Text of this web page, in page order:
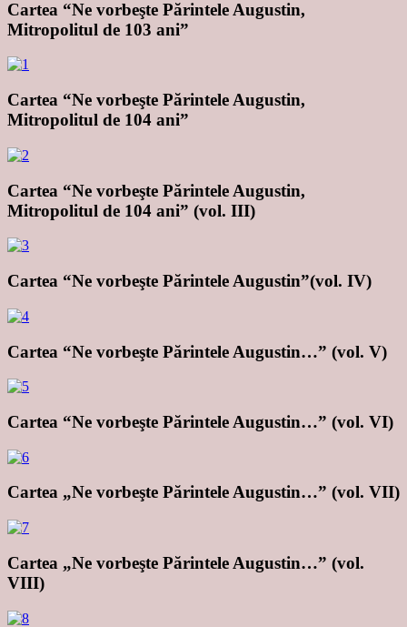
Cartea “Ne vorbeşte Părintele Augustin,
Mitropolitul de 103 ani”
Cartea “Ne vorbeşte Părintele Augustin,
Mitropolitul de 104 ani”
Cartea “Ne vorbeşte Părintele Augustin,
Mitropolitul de 104 ani” (vol. III)
Cartea “Ne vorbeşte Părintele Augustin”(vol. IV)
Cartea “Ne vorbeşte Părintele Augustin…” (vol. V)
Cartea “Ne vorbeşte Părintele Augustin…” (vol. VI)
Cartea „Ne vorbeşte Părintele Augustin…” (vol. VII)
Cartea „Ne vorbeşte Părintele Augustin…” (vol.
VIII)